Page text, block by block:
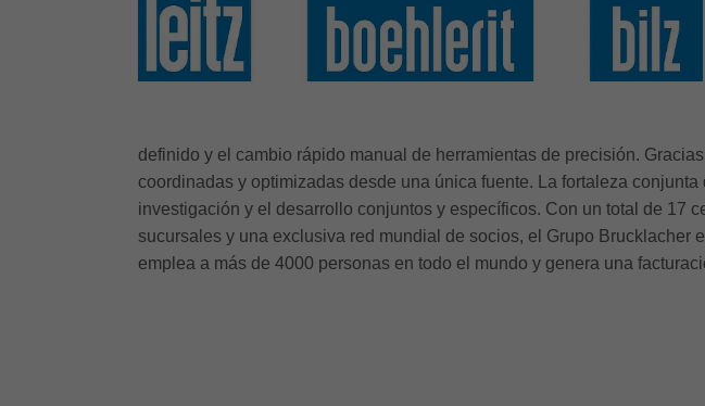
definido y el cambio rápido manual de herramientas de precisión.
coordinadas y optimizadas desde una única fuente. La fortaleza
investigación y el desarrollo conjuntos y específicos. Con un total de 17
sucursales y una exclusiva red mundial de socios, el Grupo
emplea a más de 4000 personas en todo el mundo y genera una